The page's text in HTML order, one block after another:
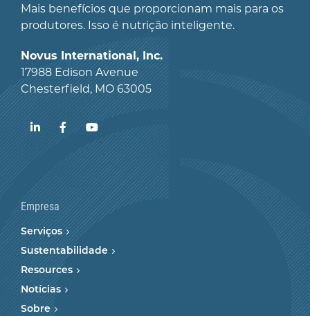
Mais benefícios que proporcionam mais para os
produtores. Isso é nutrição inteligente.
Novus International, Inc.
17988 Edison Avenue
Chesterfield, MO 63005
LinkedInFacebookYouTube
Empresa
Serviços
Sustentabilidade
Resources
Notícias
Sobre